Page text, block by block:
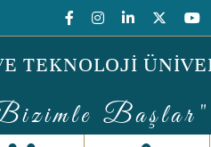
TEKNOLOJİ
Başlar"